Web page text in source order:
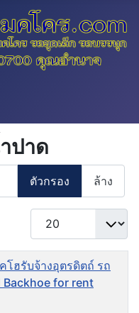
ปาด
ตัวกรอง ล้าง
แสดง #
โฮรับจ้างอุตรดิตถ์ รถ
for rent